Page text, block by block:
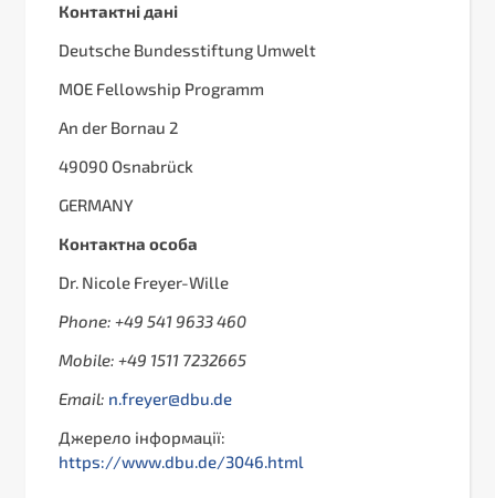
Контактні дані
Deutsche Bundesstiftung Umwelt
MOE Fellowship Programm
An der Bornau 2
49090 Osnabrück
GERMANY
Контактна особа
Dr. Nicole Freyer-Wille
Phone: +49 541 9633 460
Mobile: +49 1511 7232665
Email: n.freyer@dbu.de
Джерело інформації:
https://www.dbu.de/3046.html